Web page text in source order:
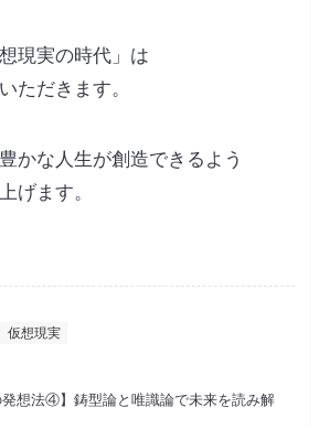
現実の時代」は
ただきます。
かな人生が創造できるよう
げます。
仮想現実
発想法④】鋳型論と唯識論で未来を読み解